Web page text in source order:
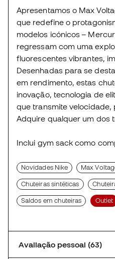
Apresentamos o Max
que redefine o
modelos icónicos –
regressam com uma
fluorescentes vibrantes,
Desenhadas para se
em rendimento, estas
inovação, tecnologia de
que transmite velocidade,
Adquire qualquer um dos
Inclui gym sack como
Novidades Nike Max
Chuteiras sintéticas
Saldos em chuteiras Outlet
Avaliação pessoal (63)